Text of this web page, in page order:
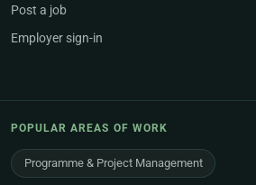
Post a job
Employer sign-in
POPULAR AREAS OF WORK
Programme & Project Management